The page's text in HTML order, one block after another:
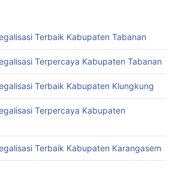
Terbaik Kabupaten Tabanan
Terpercaya Kabupaten Tabanan
Terbaik Kabupaten Klungkung
Terpercaya Kabupaten
Terbaik Kabupaten Karangasem